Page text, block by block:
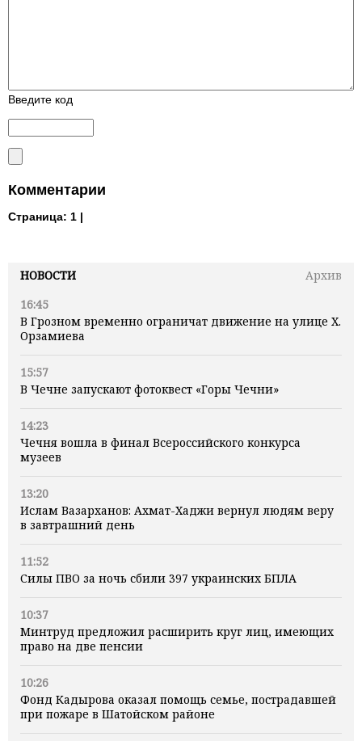
НОВОСТИ
Архив
16:45
В Грозном временно ограничат движение на улице Х.
Орзамиева
15:57
В Чечне запускают фотоквест «Горы Чечни»
14:23
Чечня вошла в финал Всероссийского конкурса
музеев
13:20
Ислам Вазарханов: Ахмат-Хаджи вернул людям веру
в завтрашний день
11:52
Силы ПВО за ночь сбили 397 украинских БПЛА
10:37
Минтруд предложил расширить круг лиц, имеющих
право на две пенсии
10:26
Фонд Кадырова оказал помощь семье, пострадавшей
при пожаре в Шатойском районе
Введите код
Комментарии
Страница: 1 |